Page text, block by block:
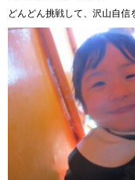
どんどん挑戦して、沢山自信